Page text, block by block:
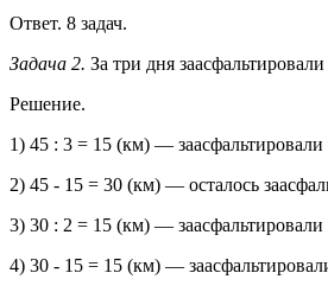
Ответ. 8 задач.
Задача 2. За три дня
Решение.
1) 45 : 3 = 15 (км) —
2) 45 - 15 = 30 (км) — осталось
3) 30 : 2 = 15 (км) — заасфальтировали
4) 30 - 15 = 15 (км) —